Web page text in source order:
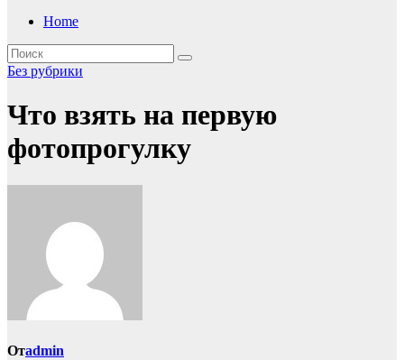
Home
Без рубрики
Что взять на первую
фотопрогулку
Отadmin